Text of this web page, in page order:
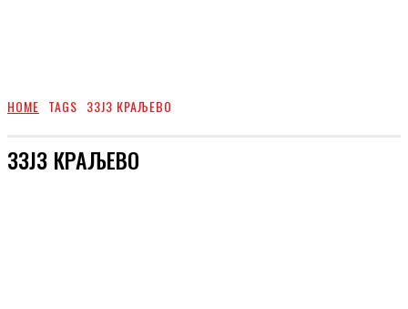
HOME TAGS ЗЗЈЗ КРАЉЕВО
ЗЗЈЗ КРАЉЕВО